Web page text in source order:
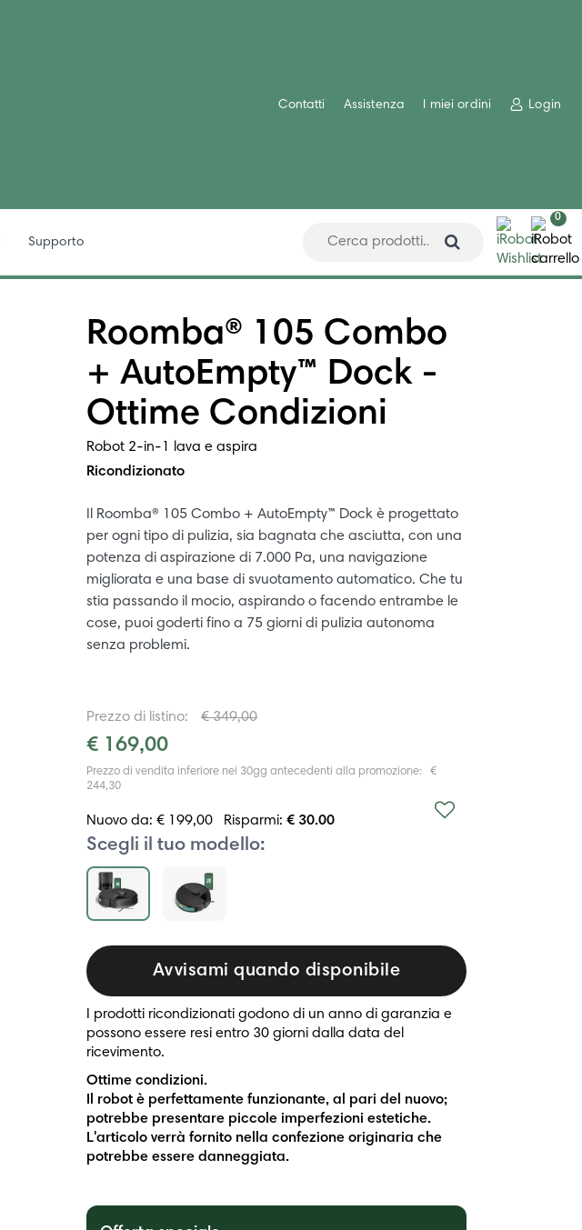
Contatti Assistenza I miei ordini Login
Supporto
0
Roomba® 105 Combo
+ AutoEmpty™ Dock -
Ottime Condizioni
Robot 2-in-1 lava e aspira
Ricondizionato
Il Roomba® 105 Combo + AutoEmpty™ Dock è progettato
per ogni tipo di pulizia, sia bagnata che asciutta, con una
potenza di aspirazione di 7.000 Pa, una navigazione
migliorata e una base di svuotamento automatico. Che tu
stia passando il mocio, aspirando o facendo entrambe le
cose, puoi goderti fino a 75 giorni di pulizia autonoma
senza problemi.
Prezzo di listino: € 349,00
€ 169,00
Prezzo di vendita inferiore nei 30gg antecedenti alla promozione: €
244,30
Nuovo da: € 199,00 Risparmi: € 30.00
Scegli il tuo modello:
Avvisami quando disponibile
I prodotti ricondizionati godono di un anno di garanzia e
possono essere resi entro 30 giorni dalla data del
ricevimento.
Ottime condizioni.
Il robot è perfettamente funzionante, al pari del nuovo;
potrebbe presentare piccole imperfezioni estetiche.
L'articolo verrà fornito nella confezione originaria che
potrebbe essere danneggiata.